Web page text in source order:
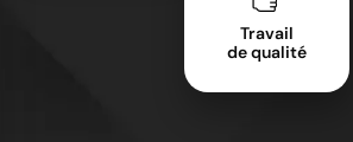
Travail
de qualité